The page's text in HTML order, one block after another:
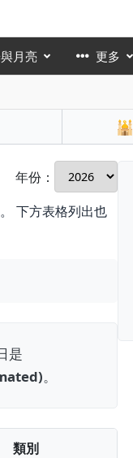
月亮 更多
🕌
年份：
下方表格列出也
是
。
類別